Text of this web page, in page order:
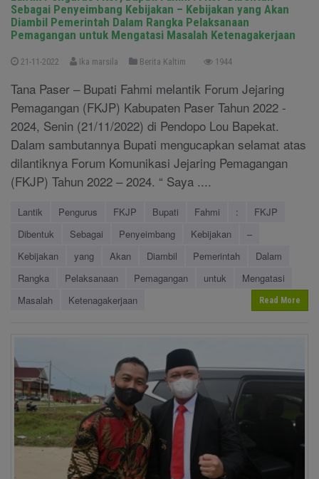
Sebagai Penyeimbang Kebijakan – Kebijakan yang Akan
Diambil Pemerintah Dalam Rangka Pelaksanaan
Pemagangan untuk Mengatasi Masalah Ketenagakerjaan
21-11-2022 Ika marsila Berita Kaltim 1944
Tana Paser – Bupati Fahmi melantik Forum Jejaring
Pemagangan (FKJP) Kabupaten Paser Tahun 2022 -
2024, Senin (21/11/2022) di Pendopo Lou Bapekat.
Dalam sambutannya Bupati mengucapkan selamat atas
dilantiknya Forum Komunikasi Jejaring Pemagangan
(FKJP) Tahun 2022 – 2024. “ Saya ....
Lantik Pengurus FKJP Bupati Fahmi :
FKJP
Dibentuk
Sebagai Penyeimbang Kebijakan
–
Kebijakan
yang Akan Diambil Pemerintah
Dalam
Rangka
Pelaksanaan Pemagangan untuk
Mengatasi
Masalah
Ketenagakerjaan Read More